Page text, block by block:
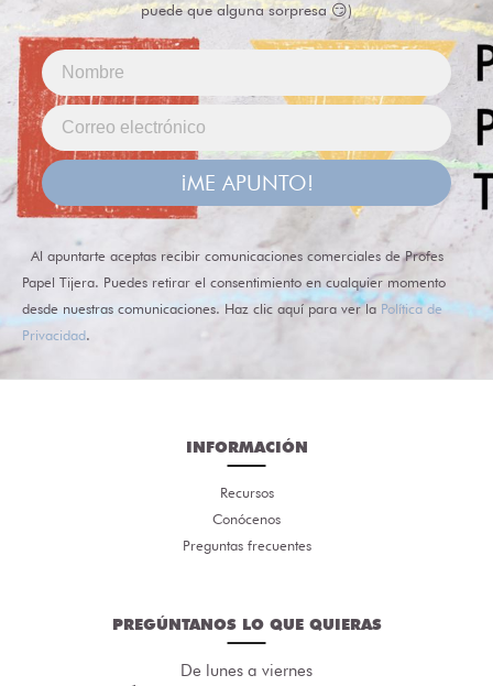
puede que alguna sorpresa 😏)
¡ME APUNTO!
Al apuntarte aceptas recibir comunicaciones comerciales de Profes
Papel Tijera. Puedes retirar el consentimiento en cualquier momento
desde nuestras comunicaciones. Haz clic aquí para ver la Política de
Privacidad.
INFORMACIÓN
Recursos
Conócenos
Preguntas frecuentes
PREGÚNTANOS LO QUE QUIERAS
De lunes a viernes